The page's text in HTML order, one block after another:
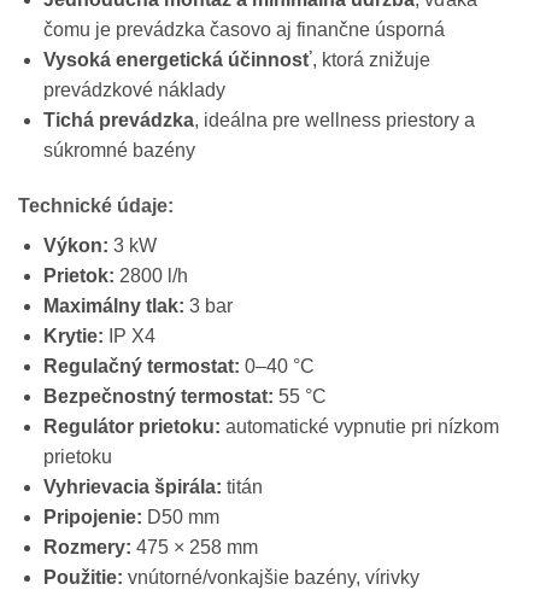
čomu je prevádzka časovo aj finančne úsporná
Vysoká energetická účinnosť, ktorá znižuje
prevádzkové náklady
Tichá prevádzka, ideálna pre wellness priestory a
súkromné bazény
Technické údaje:
Výkon: 3 kW
Prietok: 2800 l/h
Maximálny tlak: 3 bar
Krytie: IP X4
Regulačný termostat: 0–40 °C
Bezpečnostný termostat: 55 °C
Regulátor prietoku: automatické vypnutie pri nízkom
prietoku
Vyhrievacia špirála: titán
Pripojenie: D50 mm
Rozmery: 475 × 258 mm
Použitie: vnútorné/vonkajšie bazény, vírivky